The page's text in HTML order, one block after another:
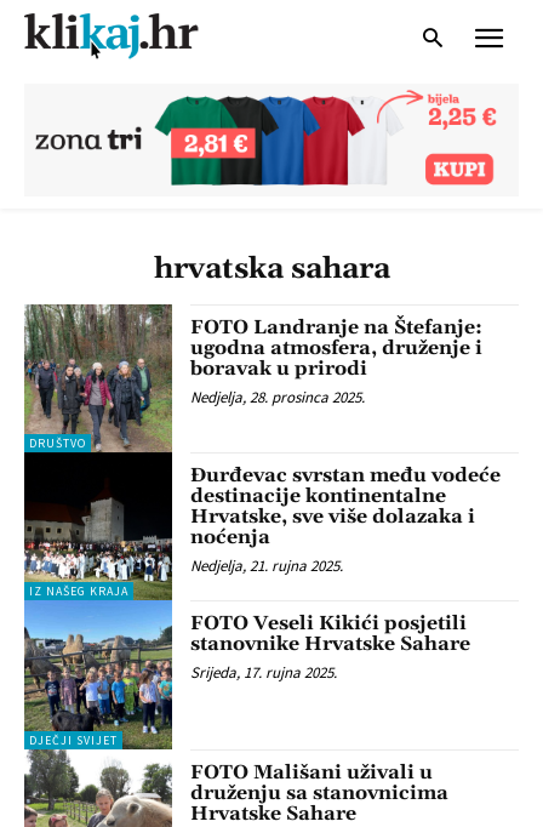
hrvatska sahara
DRUŠTVO
FOTO Landranje na Štefanje:
ugodna atmosfera, druženje i
boravak u prirodi
Nedjelja, 28. prosinca 2025.
IZ NAŠEG KRAJA
Đurđevac svrstan među vodeće
destinacije kontinentalne
Hrvatske, sve više dolazaka i
noćenja
Nedjelja, 21. rujna 2025.
DJEČJI SVIJET
FOTO Veseli Kikići posjetili
stanovnike Hrvatske Sahare
Srijeda, 17. rujna 2025.
FOTO Mališani uživali u
druženju sa stanovnicima
Hrvatske Sahare